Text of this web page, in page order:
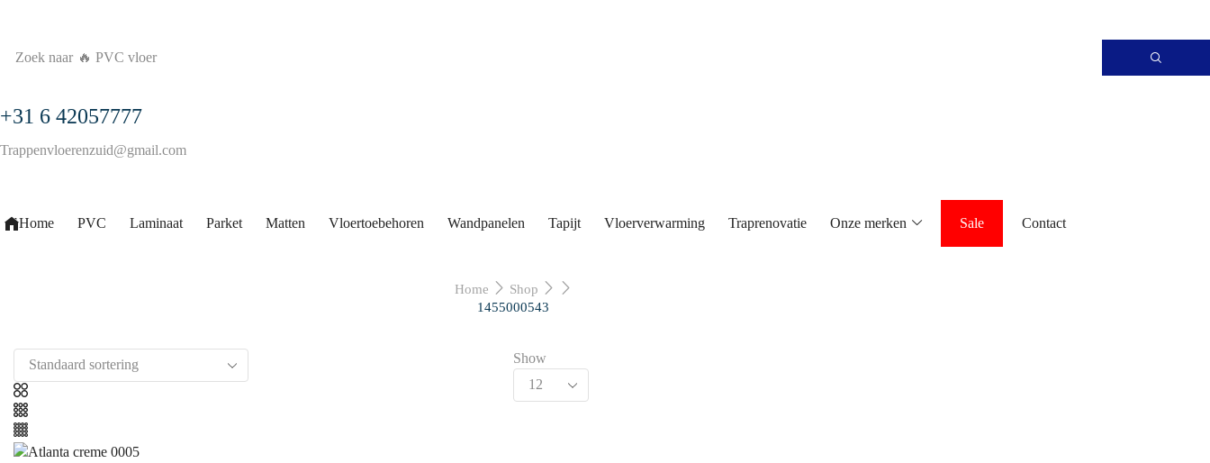
Zoek naar 🔥 PVC vloer
+31 6 42057777
Trappenvloerenzuid@gmail.com
Home PVC Laminaat Parket Matten Vloertoebehoren Wandpanelen Tapijt Vloerverwarming Traprenovatie Onze merken Sale Contact
Home
Shop
1455000543
Show